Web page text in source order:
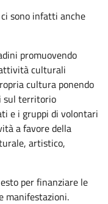
sono infatti anche
promuovendo
culturali
cultura ponendo
sul territorio
e i gruppi di volontari
a favore della
artistico,
per finanziare le
manifestazioni.